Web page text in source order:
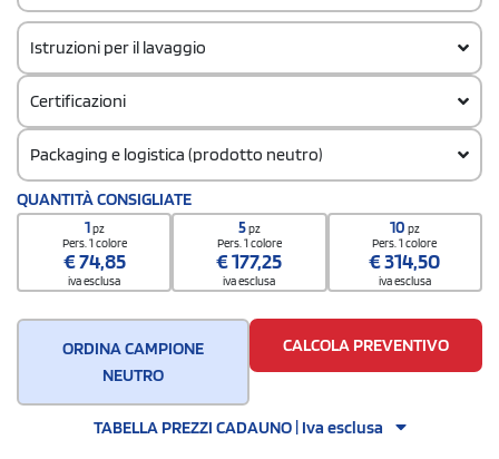
Istruzioni per il lavaggio
Certificazioni
Packaging e logistica (prodotto neutro)
Codice doganale
61102099
Quantità per confezione
16
QUANTITÀ CONSIGLIATE
1pz
Pers. 1 colore
€74,85
iva esclusa
5pz
Pers. 1 colore
€177,25
iva esclusa
10 pz
Pers. 1 colore
€314,50
iva esclusa
ORDINA CAMPIONE
NEUTRO
CALCOLA PREVENTIVO
TABELLA PREZZI CADAUNO | Iva esclusa